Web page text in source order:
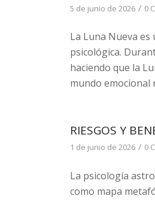
5 de junio de 2026 / 0
La Luna Nueva
psicológica.
haciendo que la
mundo
RIESGOS Y
1 de junio de 2026 / 0
La psicología
como mapa